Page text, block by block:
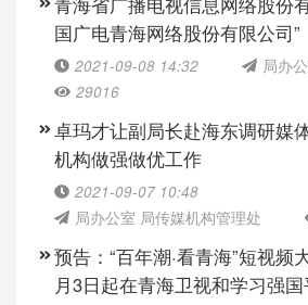
国广电青海网络股份有限公司”
2021-09-08 14:32
局办
29016
卓玛才让副局长赴海东调研媒
机构做强做优工作
2021-09-07 10:48
局办公室 局传媒机构管理处
预告：“百年潮·看青海”短视频
月3日起在青海卫视和学习强